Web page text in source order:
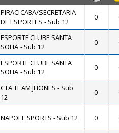
PIRACICABA/SECRETARIA
DE ESPORTES - Sub 12
0
ESPORTE CLUBE SANTA
SOFIA - Sub 12
0
ESPORTE CLUBE SANTA
SOFIA - Sub 12
0
CTA TEAM JHONES - Sub
12
0
NAPOLE SPORTS - Sub 12 0